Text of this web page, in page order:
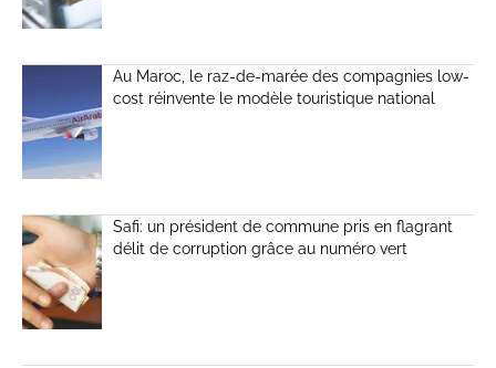
Au Maroc, le raz-de-marée des compagnies low-
cost réinvente le modèle touristique national
Safi: un président de commune pris en flagrant
délit de corruption grâce au numéro vert